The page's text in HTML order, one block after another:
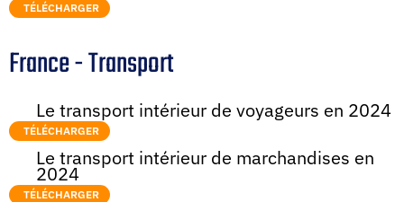
TÉLÉCHARGER
France - Transport
Le transport intérieur de voyageurs en 2024
TÉLÉCHARGER
Le transport intérieur de marchandises en
2024
TÉLÉCHARGER